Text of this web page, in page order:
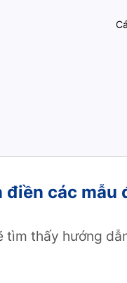
điền các mẫu
tìm thấy hướng